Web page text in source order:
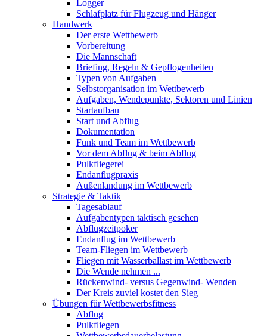
Logger
Schlafplatz für Flugzeug und Hänger
Handwerk
Der erste Wettbewerb
Vorbereitung
Die Mannschaft
Briefing, Regeln & Gepflogenheiten
Typen von Aufgaben
Selbstorganisation im Wettbewerb
Aufgaben, Wendepunkte, Sektoren und Linien
Startaufbau
Start und Abflug
Dokumentation
Funk und Team im Wettbewerb
Vor dem Abflug & beim Abflug
Pulkfliegerei
Endanflugpraxis
Außenlandung im Wettbewerb
Strategie & Taktik
Tagesablauf
Aufgabentypen taktisch gesehen
Abflugzeitpoker
Endanflug im Wettbewerb
Team-Fliegen im Wettbewerb
Fliegen mit Wasserballast im Wettbewerb
Die Wende nehmen ...
Rückenwind- versus Gegenwind- Wenden
Der Kreis zuviel kostet den Sieg
Übungen für Wettbewerbsfitness
Abflug
Pulkfliegen